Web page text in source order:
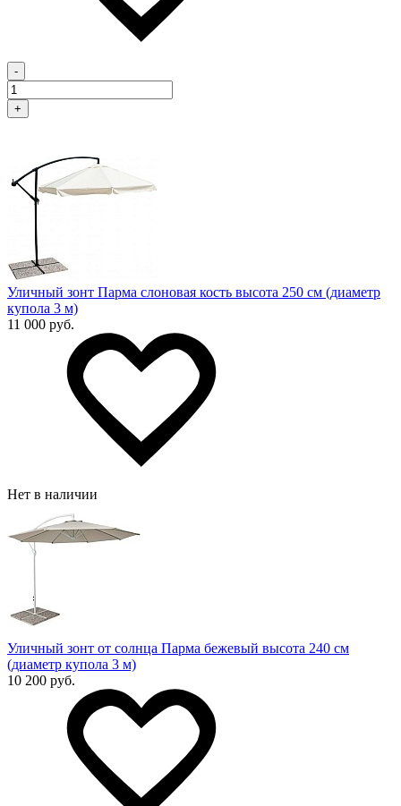
-
+
Уличный зонт Парма слоновая кость высота 250 см (диаметр
купола 3 м)
11 000 руб.
Нет в наличии
Уличный зонт от солнца Парма бежевый высота 240 см
(диаметр купола 3 м)
10 200 руб.